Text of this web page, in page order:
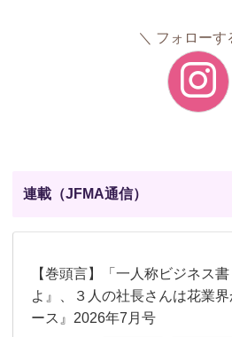
フォローす
連載（JFMA通信）
【巻頭言】「一人称ビジネス
よ』、３人の社長さんは花業
ース』2026年7月号